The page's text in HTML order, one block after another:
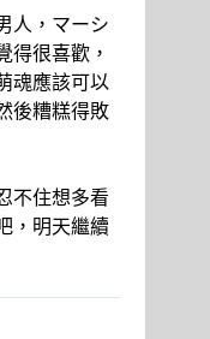
人，マーシ
得很喜歡，
魂應該可以
後糟糕得敗
不住想多看
，明天繼續